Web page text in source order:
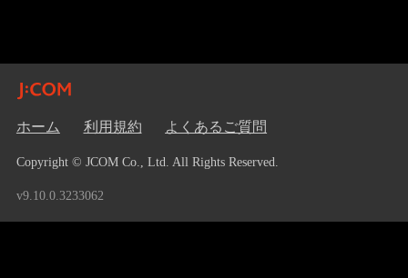
ホーム 利用規約 よくあるご質問
Copyright © JCOM Co., Ltd. All Rights Reserved.
v9.10.0.3233062